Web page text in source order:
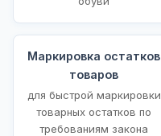
Маркировка остатков
товаров
для быстрой маркировки
товарных остатков по
требованиям закона